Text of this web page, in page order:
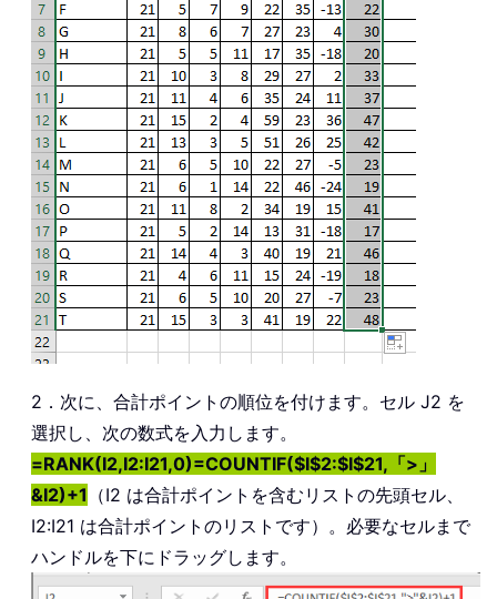
2．次に、合計ポイントの順位を付けます。セル J2 を
選択し、次の数式を入力します。
=RANK(I2,I2:I21,0)=COUNTIF($I$2:$I$21,「>」
&I2)+1 （I2 は合計ポイントを含むリストの先頭セル、
I2:I21 は合計ポイントのリストです）。必要なセルまで
ハンドルを下にドラッグします。